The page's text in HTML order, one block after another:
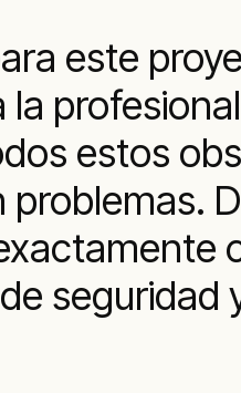
este
estos
seguridad